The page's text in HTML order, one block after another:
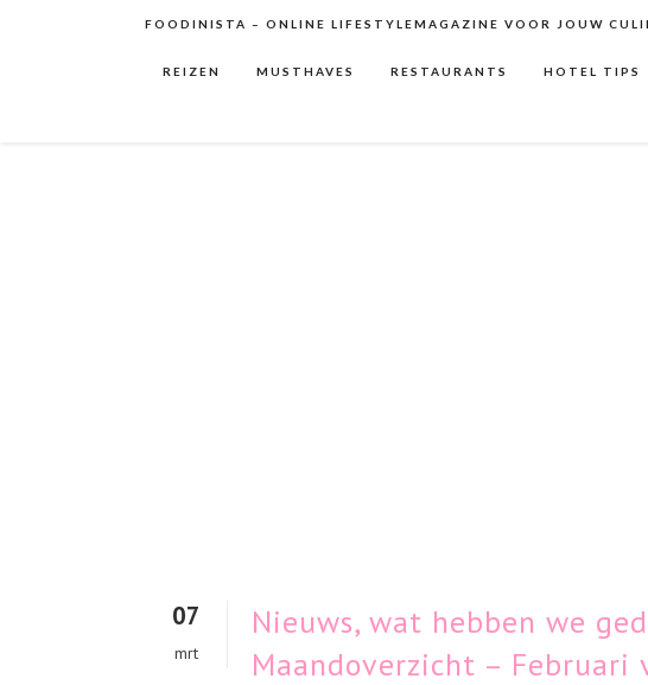
FOODINISTA – ONLINE LIFESTYLEMAGAZINE VOOR JOUW
REIZEN MUSTHAVES RESTAURANTS HOTEL TIPS
07
mrt
Nieuws, wat hebben we
Maandoverzicht – Februari